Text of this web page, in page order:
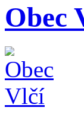
Obec